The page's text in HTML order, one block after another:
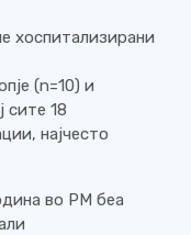
хоспитализирани
(n=10) и
сите 18
најчесто
во РМ беа